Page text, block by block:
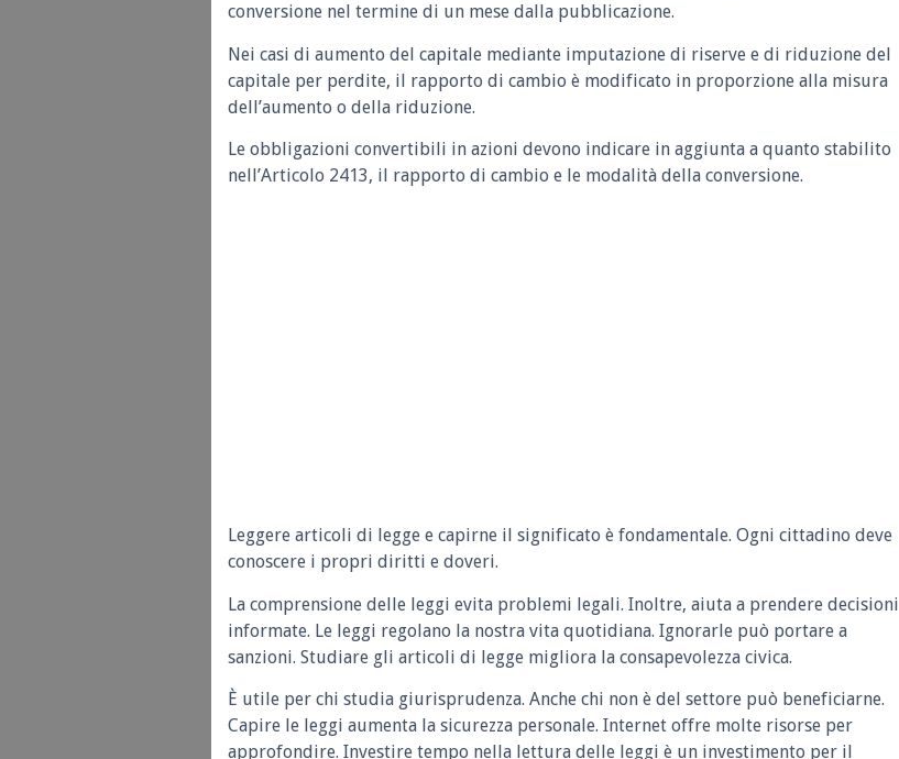
conversione nel termine di un mese dalla pubblicazione.
Nei casi di aumento del capitale mediante imputazione di riserve e di riduzione del
capitale per perdite, il rapporto di cambio è modificato in proporzione alla misura
dell’aumento o della riduzione.
Le obbligazioni convertibili in azioni devono indicare in aggiunta a quanto stabilito
nell’Articolo 2413, il rapporto di cambio e le modalità della conversione.
Leggere articoli di legge e capirne il significato è fondamentale. Ogni cittadino deve
conoscere i propri diritti e doveri.
La comprensione delle leggi evita problemi legali. Inoltre, aiuta a prendere decisioni
informate. Le leggi regolano la nostra vita quotidiana. Ignorarle può portare a
sanzioni. Studiare gli articoli di legge migliora la consapevolezza civica.
È utile per chi studia giurisprudenza. Anche chi non è del settore può beneficiarne.
Capire le leggi aumenta la sicurezza personale. Internet offre molte risorse per
approfondire. Investire tempo nella lettura delle leggi è un investimento per il